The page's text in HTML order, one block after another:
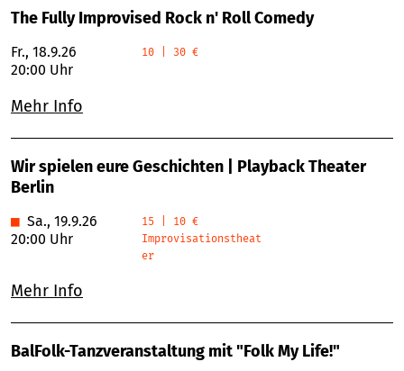
The Fully Improvised Rock n' Roll Comedy
Fr., 18.9.26
20:00 Uhr
10 | 30 €
Mehr Info
Wir spielen eure Geschichten | Playback Theater
Berlin
■ Sa., 19.9.26
20:00 Uhr
15 | 10 €
Improvisationstheat
er
Mehr Info
BalFolk-Tanzveranstaltung mit "Folk My Life!"